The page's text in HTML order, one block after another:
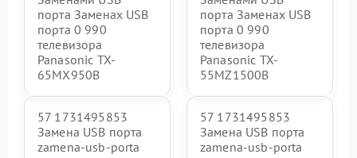
порта Заменах USB
порта 0 990
телевизора
Panasonic TX-
65MX950B
порта Заменах USB
порта 0 990
телевизора
Panasonic TX-
55MZ1500B
57 1731495853
Замена USB порта
zamena-usb-porta
57 1731495853
Замена USB порта
zamena-usb-porta